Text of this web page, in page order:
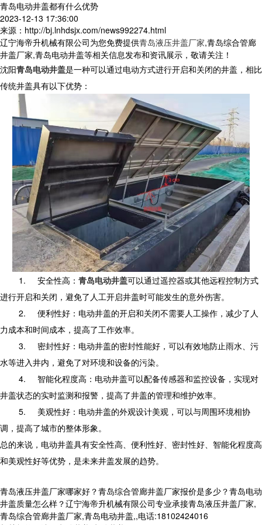
青岛电动井盖都有什么优势
2023-12-13 17:36:00
来源：http://bj.lnhdsjx.com/news992274.html
辽宁海帝升机械有限公司为您免费提供青岛液压井盖厂家,青岛综合管廊
井盖厂家,青岛电动井盖等相关信息发布和资讯展示，敬请关注！
沈阳青岛电动井盖是一种可以通过电动方式进行开启和关闭的井盖，相比
传统井盖具有以下优势：
1. 安全性高： 青岛电动井盖可以通过遥控器或其他远程控制方式
进行开启和关闭，避免了人工开启井盖时可能发生的意外伤害。
2.
便利性好：电动井盖的开启和关闭不需要人工操作，减少了人
力成本和时间成本，提高了工作效率。
3.
密封性好：电动井盖的密封性能好，可以有效地防止雨水、污
水等进入井内，避免了对环境和设备的污染。
4.
智能化程度高：电动井盖可以配备传感器和监控设备，实现对
井盖状态的实时监测和报警，提高了井盖的管理和维护效率。
5.
美观性好：电动井盖的外观设计美观，可以与周围环境相协
调，提高了城市的整体形象。
总的来说，电动井盖具有安全性高、便利性好、密封性好、智能化程度高
和美观性好等优势，是未来井盖发展的趋势。
青岛液压井盖厂家哪家好？青岛综合管廊井盖厂家报价是多少？青岛电动
井盖质量怎么样？辽宁海帝升机械有限公司专业承接青岛液压井盖厂家,
青岛综合管廊井盖厂家,青岛电动井盖,,电话:18102424016